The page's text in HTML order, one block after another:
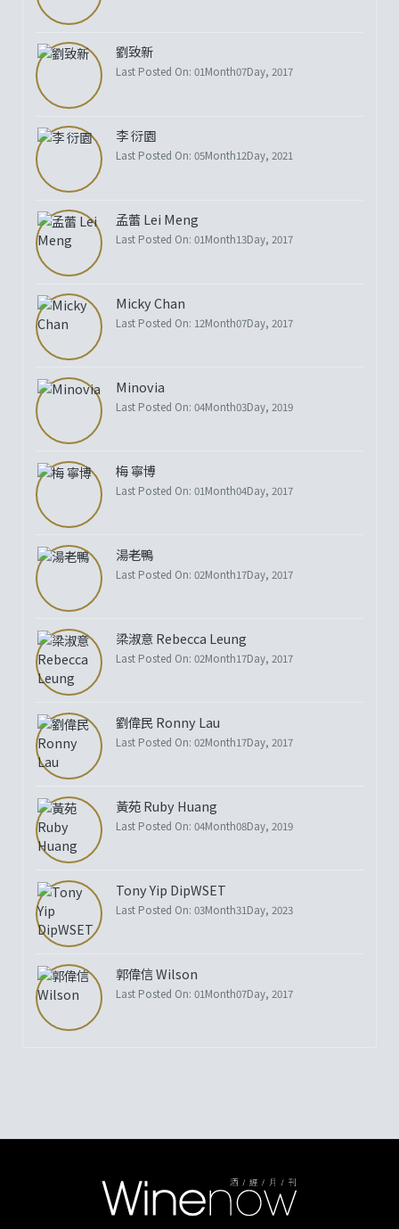
劉致新
Last Posted On: 01Month07Day, 2017
李 衍園
Last Posted On: 05Month12Day, 2021
孟蕾 Lei Meng
Last Posted On: 01Month13Day, 2017
Micky Chan
Last Posted On: 12Month07Day, 2017
Minovia
Last Posted On: 04Month03Day, 2019
梅 寧博
Last Posted On: 01Month04Day, 2017
湯老鴨
Last Posted On: 02Month17Day, 2017
梁淑意 Rebecca Leung
Last Posted On: 02Month17Day, 2017
劉偉民 Ronny Lau
Last Posted On: 02Month17Day, 2017
黃苑 Ruby Huang
Last Posted On: 04Month08Day, 2019
Tony Yip DipWSET
Last Posted On: 03Month31Day, 2023
郭偉信 Wilson
Last Posted On: 01Month07Day, 2017